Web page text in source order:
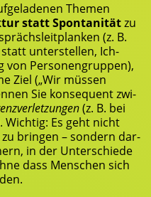
The­men
statt Spon­ta­ni­tätzu
(z. B.
unter­stel­len, Ich-
von Per­so­nen­grup­pen),
Ziel („Wir müs­sen
Sie kon­se­quent zwi­
(z. B. bei
Es geht nicht
brin­gen – son­dern dar­
in der Unter­schie­de
dass Men­schen sich